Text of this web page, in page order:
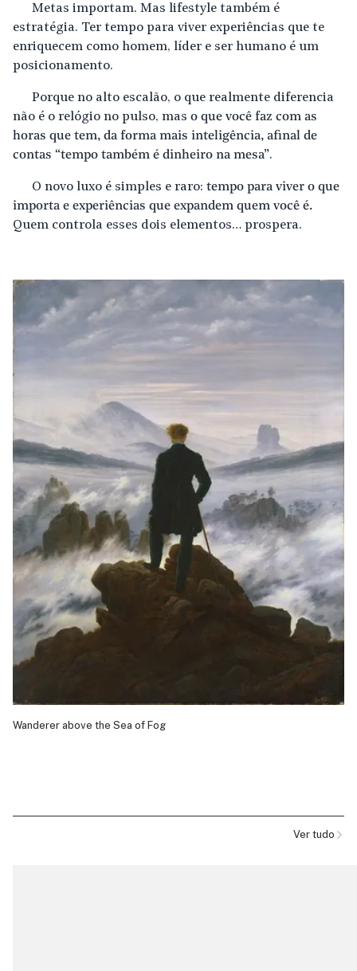
Metas importam. Mas lifestyle também é
estratégia. Ter tempo para viver experiências que te
enriquecem como homem, líder e ser humano é um
posicionamento.
Porque no alto escalão, o que realmente diferencia
não é o relógio no pulso, mas o que você faz com as
horas que tem, da forma mais inteligência, afinal de
contas “tempo também é dinheiro na mesa”.
O novo luxo é simples e raro: tempo para viver o que
importa e experiências que expandem quem você é.
Quem controla esses dois elementos… prospera.
Wanderer above the Sea of Fog
Ver tudo